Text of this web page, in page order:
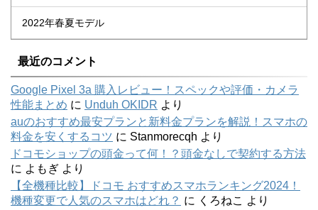
2022年春夏モデル
最近のコメント
Google Pixel 3a 購入レビュー！スペックや評価・カメラ
性能まとめ に Unduh OKIDR より
auのおすすめ最安プランと新料金プランを解説！スマホの
料金を安くするコツ に Stanmorecqh より
ドコモショップの頭金って何！？頭金なしで契約する方法
に よもぎ より
【全機種比較】ドコモ おすすめスマホランキング2024！
機種変更で人気のスマホはどれ？ に くろねこ より